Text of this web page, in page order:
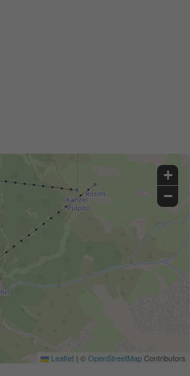
+
−
Leaflet | ©OpenStreetMapContributors